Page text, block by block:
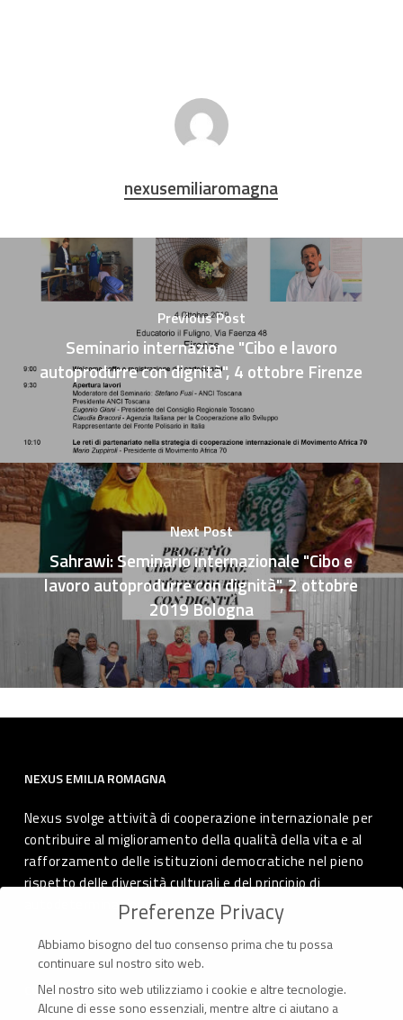
nexusemiliaromagna
Previous Post
Seminario internazione "Cibo e lavoro
autoprodurre con dignità", 4 ottobre Firenze
Next Post
Sahrawi: Seminario internazionale "Cibo e
lavoro autoprodurre con dignità", 2 ottobre
2019 Bologna
NEXUS EMILIA ROMAGNA
Nexus svolge attività di cooperazione internazionale per
contribuire al miglioramento della qualità della vita e al
rafforzamento delle istituzioni democratiche nel pieno
rispetto delle diversità culturali e del principio di
autodeterminazione dei popoli.
CONTATTI
Preferenze Privacy
Abbiamo bisogno del tuo consenso prima che tu possa
continuare sul nostro sito web.
Nel nostro sito web utilizziamo i cookie e altre tecnologie.
Alcune di esse sono essenziali, mentre altre ci aiutano a